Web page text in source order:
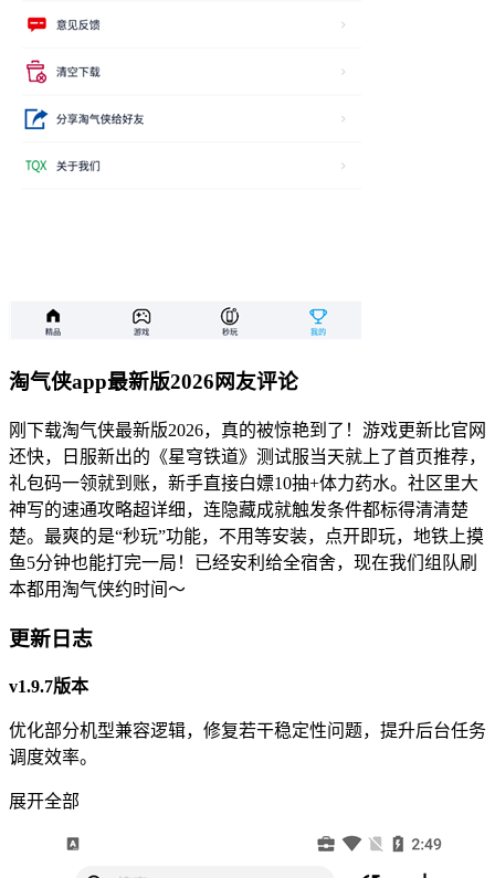
淘气侠app最新版2026网友评论
刚下载淘气侠最新版2026，真的被惊艳到了！游戏更新比官网
还快，日服新出的《星穹铁道》测试服当天就上了首页推荐，
礼包码一领就到账，新手直接白嫖10抽+体力药水。社区里大
神写的速通攻略超详细，连隐藏成就触发条件都标得清清楚
楚。最爽的是“秒玩”功能，不用等安装，点开即玩，地铁上摸
鱼5分钟也能打完一局！已经安利给全宿舍，现在我们组队刷
本都用淘气侠约时间～
更新日志
v1.9.7版本
优化部分机型兼容逻辑，修复若干稳定性问题，提升后台任务
调度效率。
展开全部